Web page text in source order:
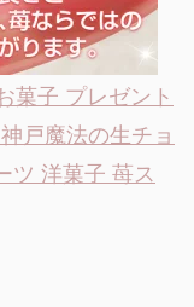
菓子 プレゼント
戸魔法の生チョ
ツ 洋菓子 苺ス